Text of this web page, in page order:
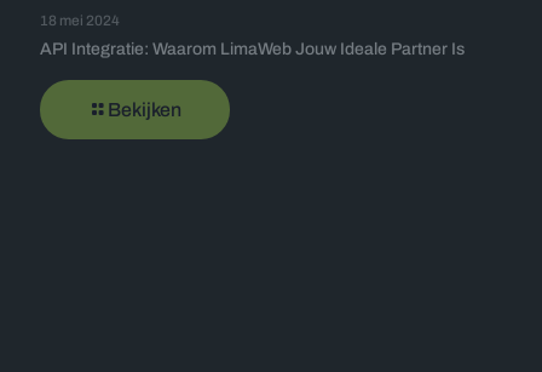
18 mei 2024
API Integratie: Waarom LimaWeb Jouw Ideale Partner Is
Bekijken